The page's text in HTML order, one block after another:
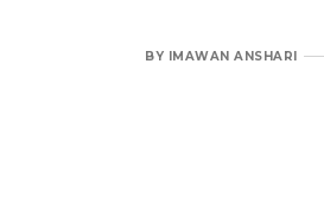
BY IMAWAN ANSHARI